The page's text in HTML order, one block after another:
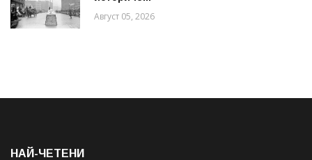
Август 05, 2026
НАЙ-ЧЕТЕНИ